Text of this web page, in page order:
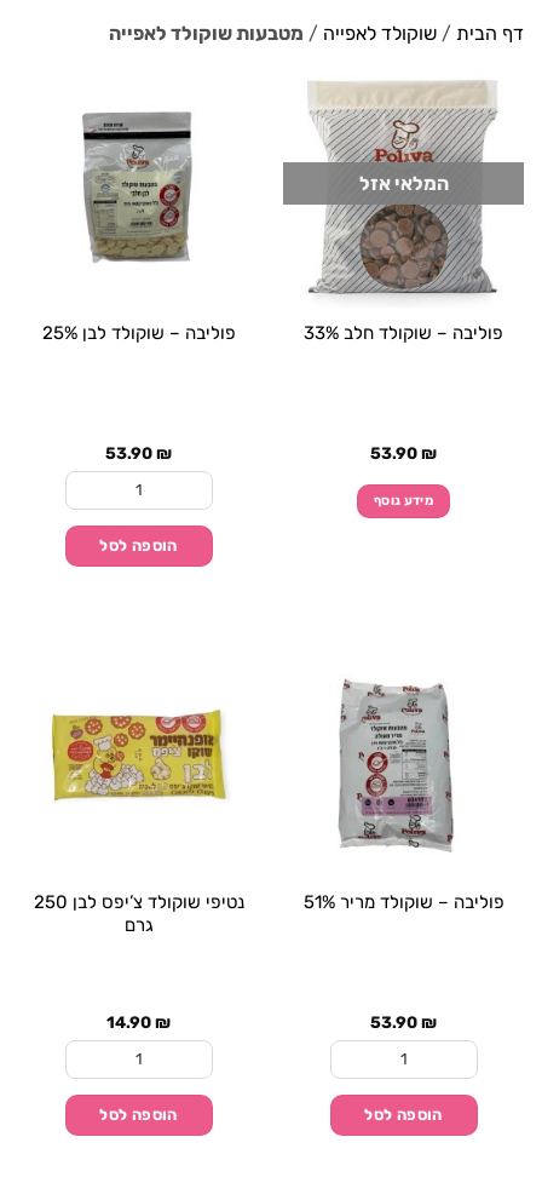
דף הבית / שוקולד לאפייה / מטבעות שוקולד לאפייה
המלאי אזל
פוליבה – שוקולד חלב 33%
53.90₪
מידע נוסף
פוליבה – שוקולד לבן 25%
53.90₪
כמות של פוליבה -
הוספה לסל
פוליבה – שוקולד מריר 51%
53.90₪
כמות של פוליבה - שוקולד מריר 51%
הוספה לסל
נטיפי שוקולד צ’יפס לבן 250
גרם
14.90₪
כמות של נטיפי שוקולד
הוספה לסל